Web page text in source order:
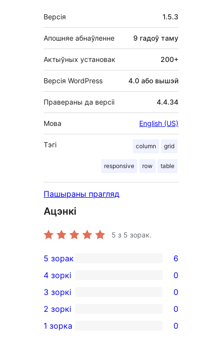
Мета
Версія 1.5.3
Апошняе абнаўленне 9 гадоў таму
Актыўных установак 200+
Версія WordPress 4.0 або вышэй
Правераны да версіі 4.4.34
Мова English (US)
Тэгі column grid
responsive row table
Пашыраны прагляд
Ацэнкі
5 з 5 зорак.
6
5-
star
reviews
5 зорак 6
4-
star
reviews
4 зоркі 0
0
3-
star
3 зоркі 0
2-
2 зоркі 0
1 зорка 0